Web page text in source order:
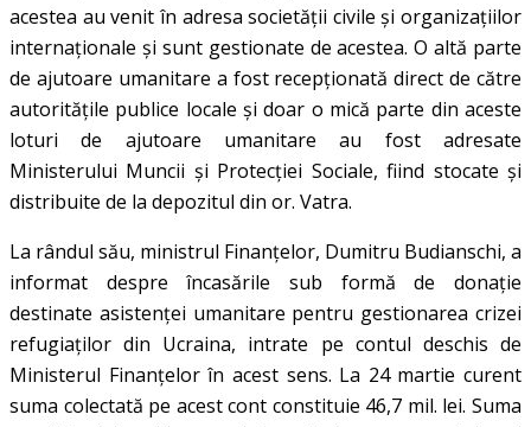
acestea au venit în adresa societății civile și organizațiilor
internaționale și sunt gestionate de acestea. O altă parte
de ajutoare umanitare a fost recepționată direct de către
autoritățile publice locale și doar o mică parte din aceste
loturi de ajutoare umanitare au fost adresate
Ministerului Muncii și Protecției Sociale, fiind stocate și
distribuite de la depozitul din or. Vatra.
La rândul său, ministrul Finanțelor, Dumitru Budianschi, a
informat despre încasările sub formă de donație
destinate asistenței umanitare pentru gestionarea crizei
refugiaților din Ucraina, intrate pe contul deschis de
Ministerul Finanțelor în acest sens. La 24 martie curent
suma colectată pe acest cont constituie 46,7 mil. lei. Suma